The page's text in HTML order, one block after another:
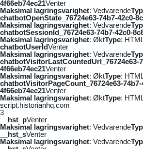
4f66eb74ec21Venter
Maksimal lagringsvarighet: Vedvarende
chatbotOpenState_76724e63-74b7-42c0-
Maksimal lagringsvarighet: Vedvarende
chatbotSessionId_76724e63-74b7-42c0-
Maksimal lagringsvarighet: ØktType:
chatbotUserIdVenter
Maksimal lagringsvarighet: Vedvarende
chatbotVisitorLastCountedUrl_76724e63-
4f66eb74ec21Venter
Maksimal lagringsvarighet: ØktType:
chatbotVisitorPageCount_76724e63-74b7-
4f66eb74ec21Venter
Maksimal lagringsvarighet: ØktType:
script.historianhq.com
3
__hst_pVenter
Maksimal lagringsvarighet: Vedvarende
__hst_sVenter
Maksimal lagringsvarighet: Vedvarende